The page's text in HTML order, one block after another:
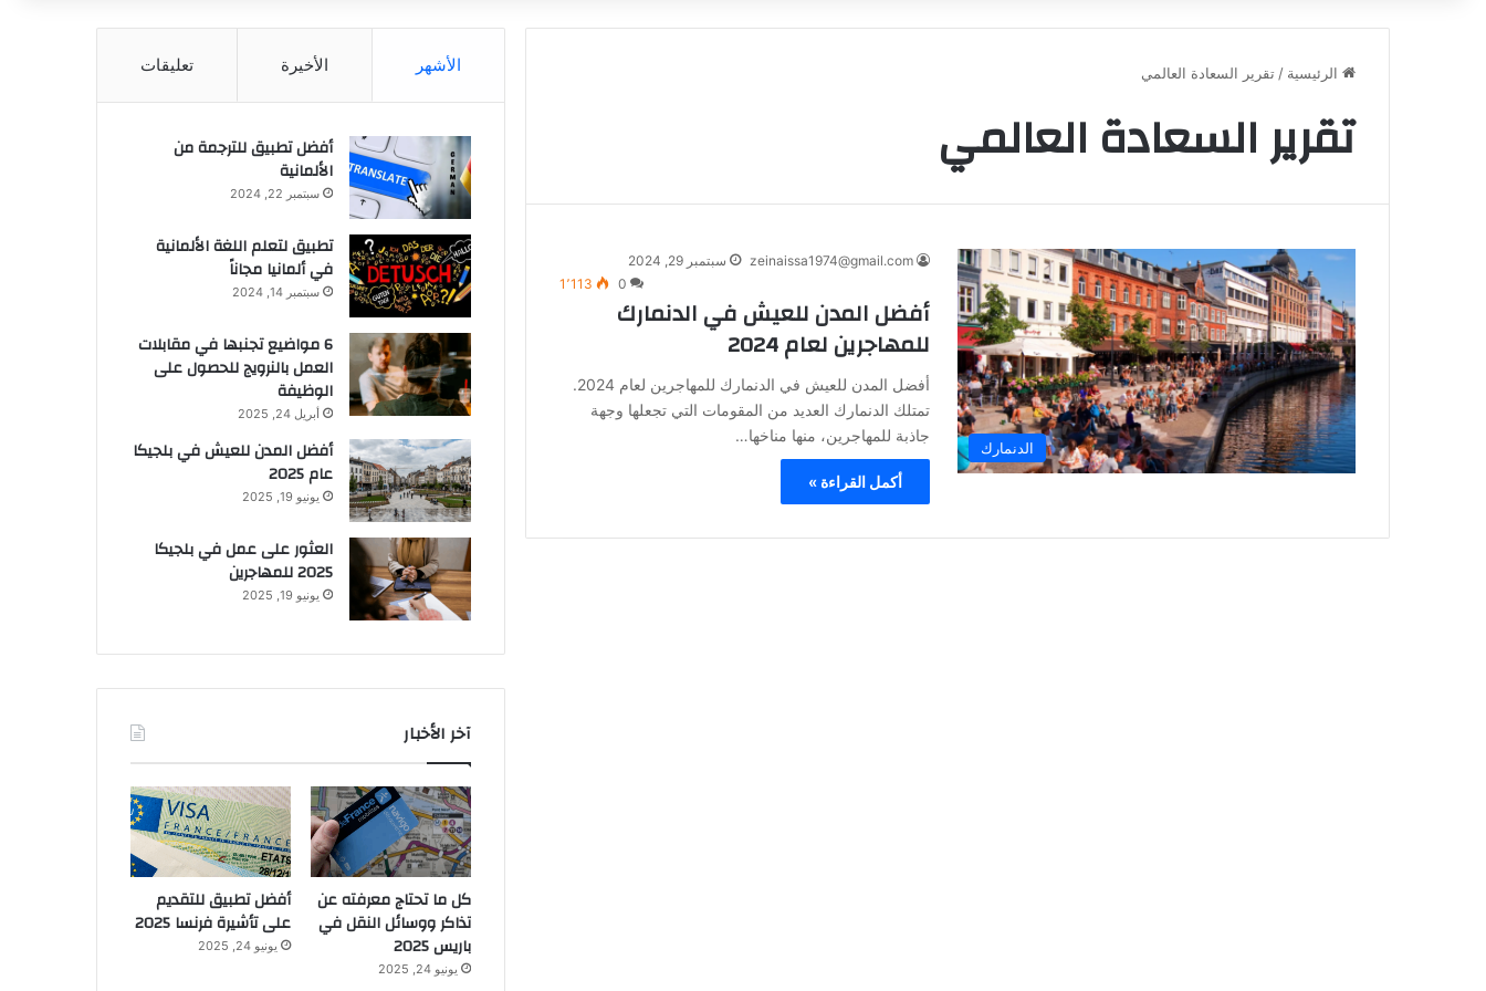
الرئيسية / تقرير السعادة العالمي
تقرير السعادة العالمي
الدنمارك
zeinaissa1974@gmail.com
سبتمبر 29, 2024
0
1٬113
أفضل المدن للعيش في الدنمارك
للمهاجرين لعام 2024
أفضل المدن للعيش في الدنمارك للمهاجرين لعام 2024.
تمتلك الدنمارك العديد من المقومات التي تجعلها وجهة
جاذبة للمهاجرين، منها مناخها…
أكمل القراءة »
الأشهر الأخيرة تعليقات
أفضل تطبيق للترجمة من
الألمانية
سبتمبر 22, 2024
تطبيق لتعلم اللغة الألمانية
في ألمانيا مجاناً
سبتمبر 14, 2024
6 مواضيع تجنبها في مقابلات
العمل بالنرويج للحصول على
الوظيفة
أبريل 24, 2025
أفضل المدن للعيش في بلجيكا
عام 2025
يونيو 19, 2025
العثور على عمل في بلجيكا
2025 للمهاجرين
يونيو 19, 2025
آخر الأخبار
كل ما تحتاج معرفته عن
تذاكر ووسائل النقل في
باريس 2025
يونيو 24, 2025
أفضل تطبيق للتقديم
على تأشيرة فرنسا 2025
يونيو 24, 2025